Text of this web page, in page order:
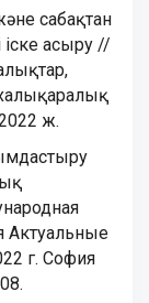
сабақтан
іске асыру //
ж.
Актуальные
г. София